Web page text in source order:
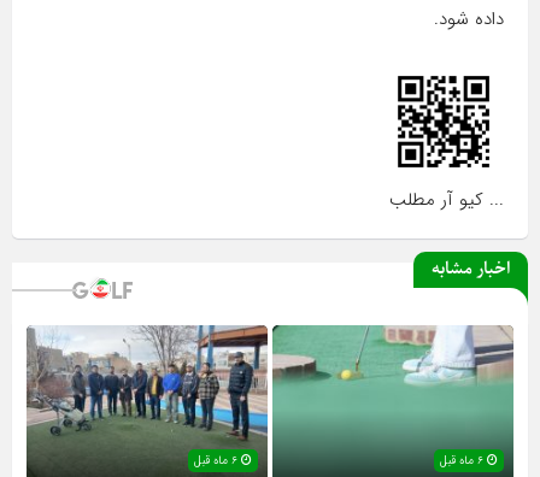
داده شود.
... کیو آر مطلب
اخبار مشابه
۶ ماه قبل